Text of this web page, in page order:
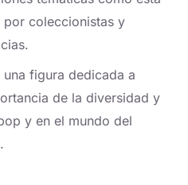
por coleccionistas y
figura dedicada a
de la diversidad y
y en el mundo del